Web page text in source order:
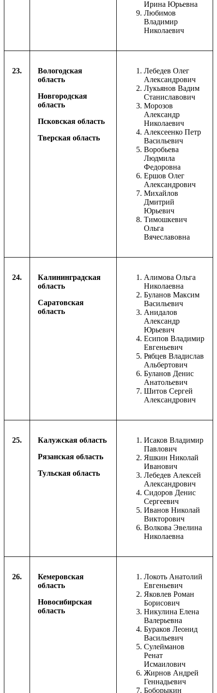
Ирина Юрьевна
Любимов
Владимир
Николаевич
23.
Вологодская
область
Новгородская
область
Псковская область
Тверская область
Лебедев Олег
Александрович
Лукьянов Вадим
Станиславович
Морозов
Александр
Николаевич
Алексеенко Петр
Васильевич
Воробьева
Людмила
Федоровна
Ершов Олег
Александрович
Михайлов
Дмитрий
Юрьевич
Тимошкевич
Ольга
Вячеславовна
24.
Калининградская
область
Саратовская
область
Алимова Ольга
Николаевна
Буланов Максим
Васильевич
Анидалов
Александр
Юрьевич
Есипов Владимир
Евгеньевич
Рябцев Владислав
Альбертович
Буланов Денис
Анатольевич
Шитов Сергей
Александрович
25.
Калужская область
Рязанская область
Тульская область
Исаков Владимир
Павлович
Яшкин Николай
Иванович
Лебедев Алексей
Александрович
Сидоров Денис
Сергеевич
Иванов Николай
Викторович
Волкова Эвелина
Николаевна
26.
Кемеровская
область
Новосибирская
область
Локоть Анатолий
Евгеньевич
Яковлев Роман
Борисович
Никулина Елена
Валерьевна
Бураков Леонид
Васильевич
Сулейманов
Ренат
Исмаилович
Жирнов Андрей
Геннадьевич
Боборыкин